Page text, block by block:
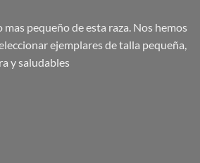
pequeño de esta raza. Nos hemos
ejemplares de talla pequeña,
y saludables